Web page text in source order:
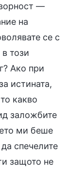
—
на
се с
в този
Ако при
истината,
какво
заложбите
ми беше
спечелите
защото не